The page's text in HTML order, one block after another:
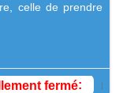
celle de prendre
fermé: